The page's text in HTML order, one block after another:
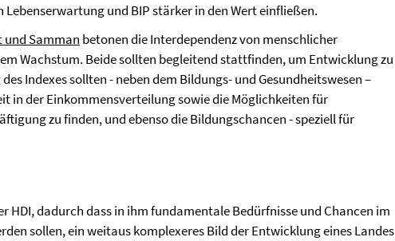
und BIP stärker in den Wert einfließen.
und Samman betonen die Interdependenz von menschlicher
Wachstum. Beide sollten begleitend stattfinden, um Entwicklung zu
Indexes sollten - neben dem Bildungs- und Gesundheitswesen –
in der Einkommensverteilung sowie die Möglichkeiten für
zu finden, und ebenso die Bildungschancen - speziell für
dadurch dass in ihm fundamentale Bedürfnisse und Chancen im
sollen, ein weitaus komplexeres Bild der Entwicklung eines Landes